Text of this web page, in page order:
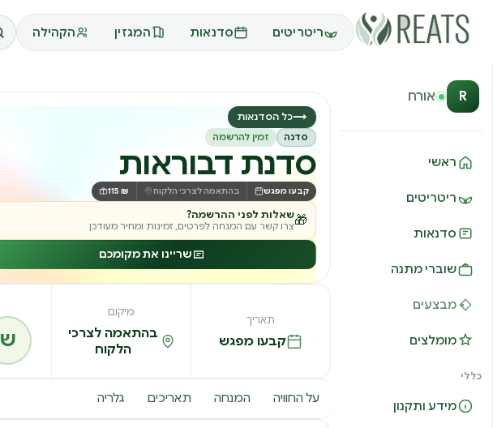
ריטריטים סדנאות המגזין הקהילה
R אורח
ראשי
ריטריטים
סדנאות
שוברי מתנה
מבצעים
מומלצים
כללי
מידע ותקנון
→כל הסדנאות
סדנה
זמין להרשמה
סדנת דבוראות
קבעו מפגש בהתאמה לצרכי הלקוח ₪ 115
🎁שאלות לפני ההרשמה?
צרו קשר עם המנחה לפרטים, זמינות ומחיר מעודכן
שריינו את מקומכם
תאריך
קבעו מפגש
מיקום
בהתאמה לצרכי
הלקוח
ש
על החוויה המנחה תאריכים גלריה